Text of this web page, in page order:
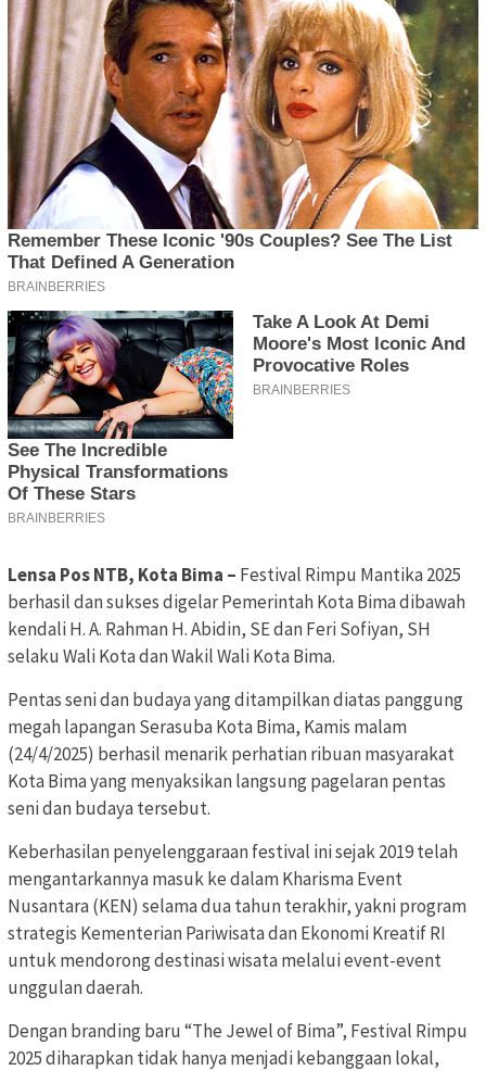
Lensa Pos NTB, Kota Bima – Festival Rimpu Mantika 2025
berhasil dan sukses digelar Pemerintah Kota Bima dibawah
kendali H. A. Rahman H. Abidin, SE dan Feri Sofiyan, SH
selaku Wali Kota dan Wakil Wali Kota Bima.
Pentas seni dan budaya yang ditampilkan diatas panggung
megah lapangan Serasuba Kota Bima, Kamis malam
(24/4/2025) berhasil menarik perhatian ribuan masyarakat
Kota Bima yang menyaksikan langsung pagelaran pentas
seni dan budaya tersebut.
Keberhasilan penyelenggaraan festival ini sejak 2019 telah
mengantarkannya masuk ke dalam Kharisma Event
Nusantara (KEN) selama dua tahun terakhir, yakni program
strategis Kementerian Pariwisata dan Ekonomi Kreatif RI
untuk mendorong destinasi wisata melalui event-event
unggulan daerah.
Dengan branding baru “The Jewel of Bima”, Festival Rimpu
2025 diharapkan tidak hanya menjadi kebanggaan lokal,